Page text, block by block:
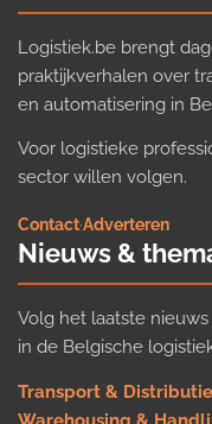
Logistiek.be brengt
praktijkverhalen over
en automatisering in
Voor logistieke
sector willen volgen.
Contact·Adverteren
Nieuws &
Volg het laatste
in de Belgische
Transport & Distributie